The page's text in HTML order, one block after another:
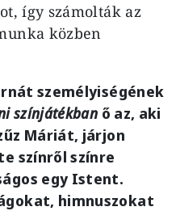
így számolták az
közben
személyiségének
színjátékban ő az, aki
Máriát, járjon
színről színre
egy Istent.
himnuszokat